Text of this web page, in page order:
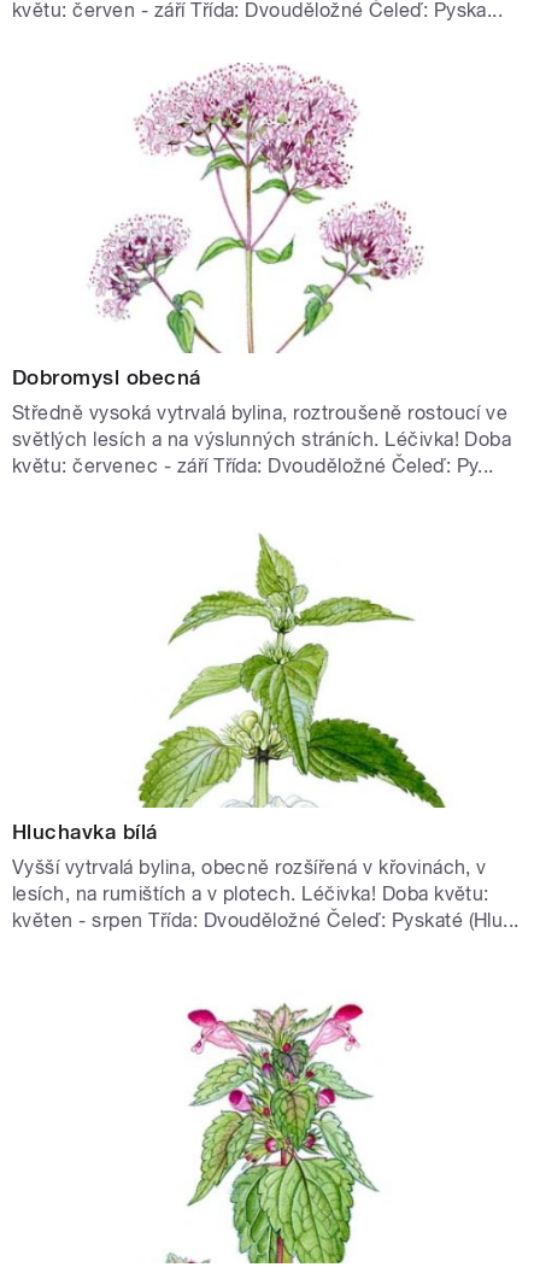
květu: červen - září Třída: Dvouděložné Čeleď: Pyska...
Dobromysl obecná
Středně vysoká vytrvalá bylina, roztroušeně rostoucí ve
světlých lesích a na výslunných stráních. Léčivka! Doba
květu: červenec - září Třída: Dvouděložné Čeleď: Py...
Hluchavka bílá
Vyšší vytrvalá bylina, obecně rozšířená v křovinách, v
lesích, na rumištích a v plotech. Léčivka! Doba květu:
květen - srpen Třída: Dvouděložné Čeleď: Pyskaté (Hlu...